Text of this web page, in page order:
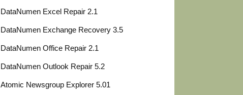
DataNumen Excel Repair 2.1
DataNumen Exchange Recovery 3.5
DataNumen Office Repair 2.1
DataNumen Outlook Repair 5.2
Atomic Newsgroup Explorer 5.01